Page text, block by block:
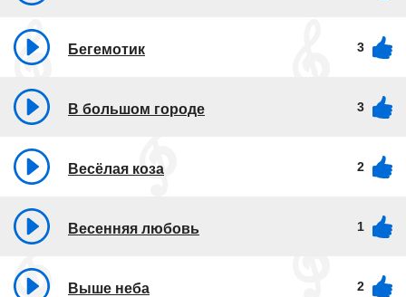
Бегемотик 3
В большом городе 3
Весёлая коза 2
Весенняя любовь 1
Выше неба 2